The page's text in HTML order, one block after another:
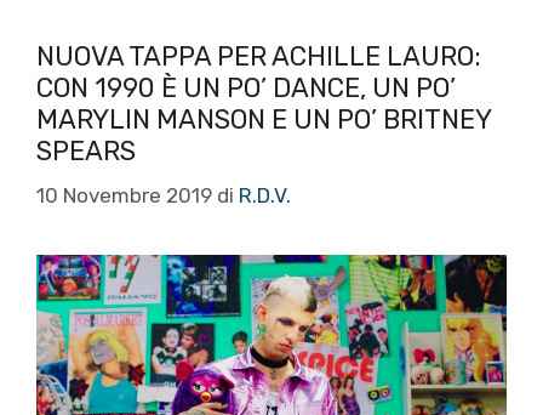
NUOVA TAPPA PER ACHILLE LAURO:
CON 1990 È UN PO’ DANCE, UN PO’
MARYLIN MANSON E UN PO’ BRITNEY
SPEARS
10 Novembre 2019 di R.D.V.